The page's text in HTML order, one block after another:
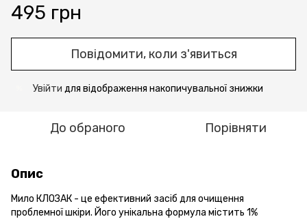
495 грн
Повідомити, коли з'явиться
Увійти для відображення накопичувальної знижки
До обраного Порівняти
Опис
Мило КЛОЗАК - це ефективний засіб для очищення
проблемної шкіри. Його унікальна формула містить 1%